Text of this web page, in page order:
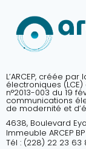
L’ARCEP, créée
électroniques
n°2013-003 du 19
communications
de modernité et
4638, Boulevard
Immeuble ARCEP
Tél : (228) 22 23